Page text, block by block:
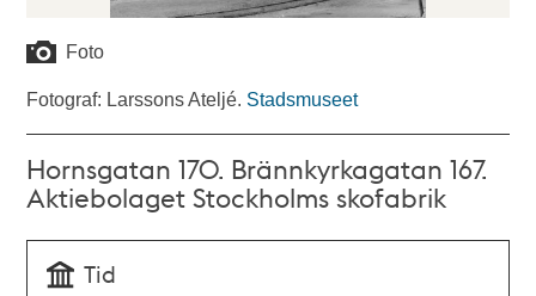
Foto
Fotograf: Larssons Ateljé. Stadsmuseet
Hornsgatan 170. Brännkyrkagatan 167.
Aktiebolaget Stockholms skofabrik
Tid